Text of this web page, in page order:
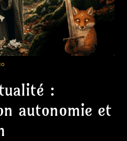
:
autonomie et